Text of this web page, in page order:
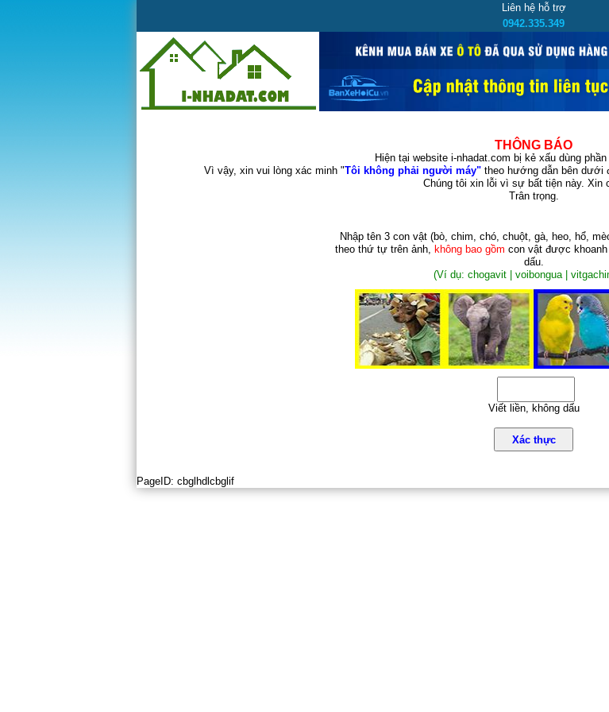
Liên hệ hỗ trợ
0942.335.349
THÔNG BÁO
Hiện tại website i-nhadat.com bị kẻ xấu dùng
Vì vậy, xin vui lòng xác minh "Tôi không phải người máy"theo hướng dẫn bên dưới
Chúng tôi xin lỗi vì sự bất tiện này. Xin
Trân trọng.
Nhập tên 3 con vật (bò, chim, chó, chuột, gà, heo, hổ,
theo thứ tự trên ảnh, không bao gồm con vật được khoanh
dấu.
(Ví dụ: chogavit | voibongua |
Viết liền, không dấu
Xác thực
PageID: cbglhdlcbglif